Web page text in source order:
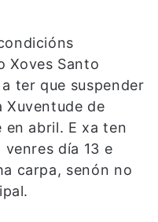
Xoves Santo
ter que suspender
Xuventude de
en abril. E xa ten
día 13 e
carpa, senón no